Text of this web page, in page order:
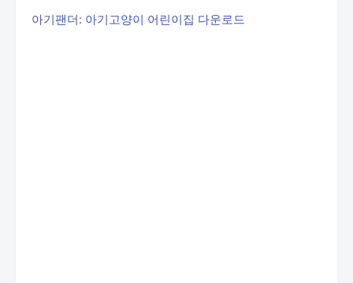
아기팬더: 아기고양이 어린이집 다운로드